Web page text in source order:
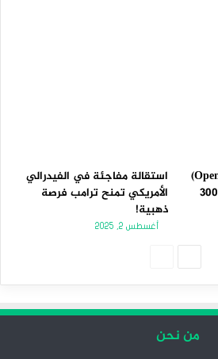
صحيفة: “أوبن إيه آي” (OpenAI)
تصل قيمتها السوقية إلى 300
استقالة مفاجئة في الفيدرالي
الأمريكي تمنح ترامب فرصة
ذهبية!
أغسطس 2, 2025
من نحن